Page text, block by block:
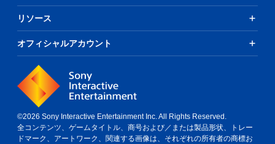
リソース
オフィシャルアカウント
©2026 Sony Interactive Entertainment Inc. All Rights Reserved.
全コンテンツ、ゲームタイトル、商号および／または製品形状、トレー
ドマーク、アートワーク、関連する画像は、それぞれの所有者の商標お